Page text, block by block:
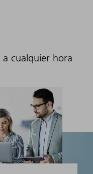
cualquier hora